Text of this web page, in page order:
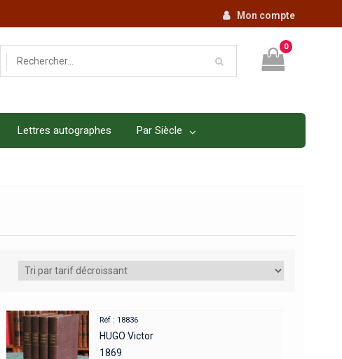
Mon compte
0
Lettres autographes Par Siècle
Réf : 18836
HUGO Victor
1869